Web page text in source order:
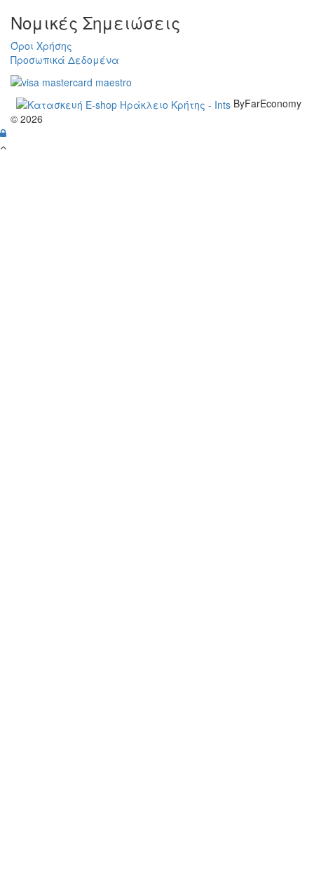
Νομικές Σημειώσεις
Όροι Χρήσης
Προσωπικά Δεδομένα
ByFarEconomy
© 2026